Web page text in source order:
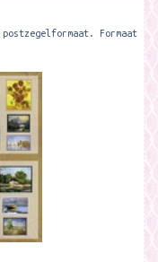
Formaat